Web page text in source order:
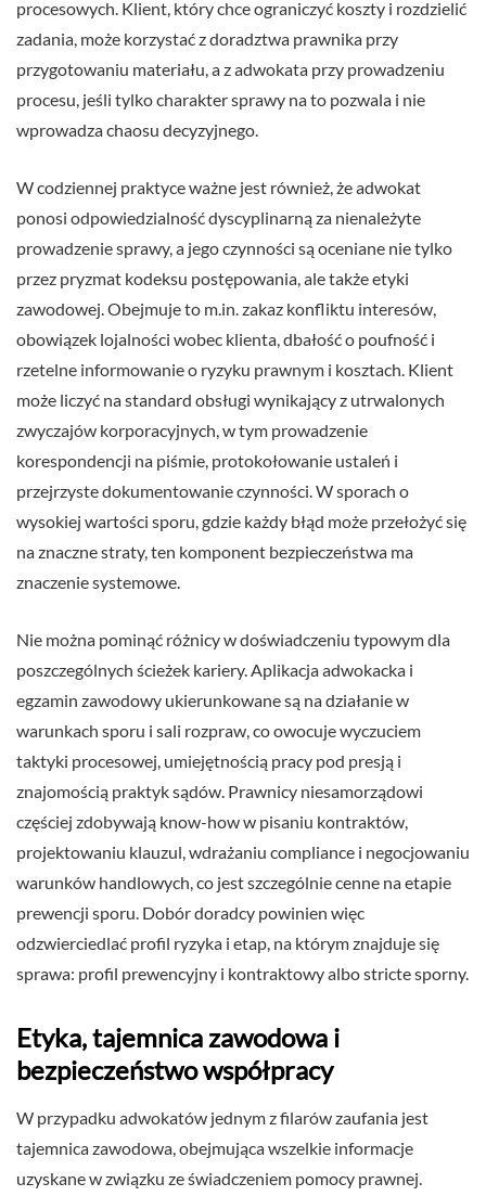
procesowych. Klient, który chce ograniczyć koszty i rozdzielić
zadania, może korzystać z doradztwa prawnika przy
przygotowaniu materiału, a z adwokata przy prowadzeniu
procesu, jeśli tylko charakter sprawy na to pozwala i nie
wprowadza chaosu decyzyjnego.
W codziennej praktyce ważne jest również, że adwokat
ponosi odpowiedzialność dyscyplinarną za nienależyte
prowadzenie sprawy, a jego czynności są oceniane nie tylko
przez pryzmat kodeksu postępowania, ale także etyki
zawodowej. Obejmuje to m.in. zakaz konfliktu interesów,
obowiązek lojalności wobec klienta, dbałość o poufność i
rzetelne informowanie o ryzyku prawnym i kosztach. Klient
może liczyć na standard obsługi wynikający z utrwalonych
zwyczajów korporacyjnych, w tym prowadzenie
korespondencji na piśmie, protokołowanie ustaleń i
przejrzyste dokumentowanie czynności. W sporach o
wysokiej wartości sporu, gdzie każdy błąd może przełożyć się
na znaczne straty, ten komponent bezpieczeństwa ma
znaczenie systemowe.
Nie można pominąć różnicy w doświadczeniu typowym dla
poszczególnych ścieżek kariery. Aplikacja adwokacka i
egzamin zawodowy ukierunkowane są na działanie w
warunkach sporu i sali rozpraw, co owocuje wyczuciem
taktyki procesowej, umiejętnością pracy pod presją i
znajomością praktyk sądów. Prawnicy niesamorządowi
częściej zdobywają know-how w pisaniu kontraktów,
projektowaniu klauzul, wdrażaniu compliance i negocjowaniu
warunków handlowych, co jest szczególnie cenne na etapie
prewencji sporu. Dobór doradcy powinien więc
odzwierciedlać profil ryzyka i etap, na którym znajduje się
sprawa: profil prewencyjny i kontraktowy albo stricte sporny.
Etyka, tajemnica zawodowa i
bezpieczeństwo współpracy
W przypadku adwokatów jednym z filarów zaufania jest
tajemnica zawodowa, obejmująca wszelkie informacje
uzyskane w związku ze świadczeniem pomocy prawnej.